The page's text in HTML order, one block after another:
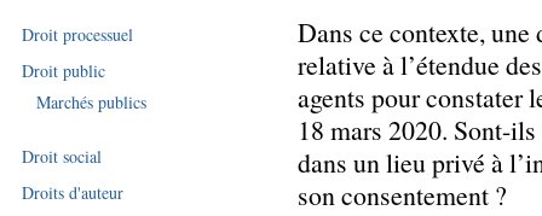
Dans ce contexte,
relative à l’étendue
agents pour constater
18 mars 2020. Sont-
dans un lieu privé à
son consentement ?
Droit processuel
Droit public
Marchés publics
Droit social
Droits d'auteur